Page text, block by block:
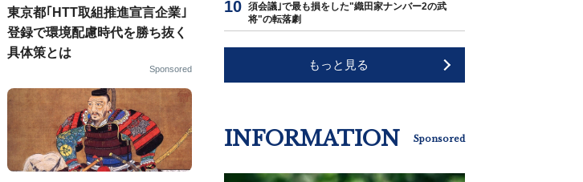
東京都｢HTT取組推進宣言企業｣
登録で環境配慮時代を勝ち抜く
具体策とは
Sponsored
須会議｣で最も損をした"織田家ナンバー2の武
将"の転落劇
もっと見る
INFORMATION Sponsored